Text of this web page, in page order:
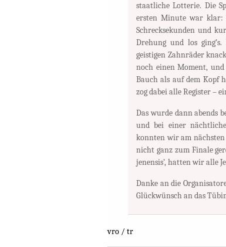
staatliche Lotterie. Die
ersten Minute war klar:
Schrecksekunden und
Drehung und los
geistigen Zahnräder
noch einen Moment,
Bauch als auf dem Kopf
zog dabei alle Register –
Das wurde dann abends
und bei einer
konnten wir am nächsten
nicht ganz zum Finale
jenensis’, hatten wir alle
Danke an die
Glückwünsch an das
vro / tr